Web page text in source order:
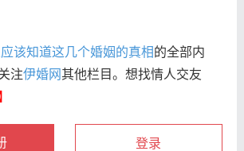
该知道这几个婚姻的真相的全部内
注伊婚网其他栏目。想找情人交友
登录